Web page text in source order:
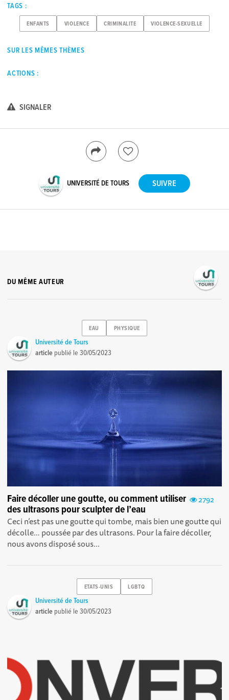
TAGS :
ENFANTS VIOLENCE CRIMINALITE VIOLENCE-SEXUELLE
SUR LES MÊMES THÈMES
ACTIONS :
SIGNALER
UNIVERSITÉ DE TOURS
DU MÊME AUTEUR
EAU PHYSIQUE
Université de Tours
article publié le30/05/2023
2792
Faire décoller une goutte, ou comment utiliser
des ultrasons pour sculpter de l’eau
Ceci n’est pas une goutte qui tombe, mais bien une goutte qui
décolle… poussée par des ultrasons. Pour la faire décoller,
nous avons disposé sous...
ETATS-UNIS LGBTQ
Université de Tours
article publié le30/05/2023